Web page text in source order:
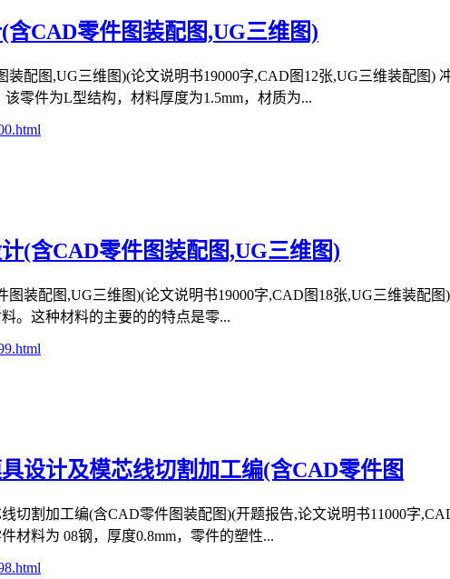
CAD零件图装配图,UG三维图)
配图,UG三维图)(论文说明书19000字,CAD图12张,UG三维装配图
零件为L型结构，材料厚度为1.5mm，材质为...
(含CAD零件图装配图,UG三维图)
装配图,UG三维图)(论文说明书19000字,CAD图18张,UG三维装配
。这种材料的主要的的特点是零...
设计及模芯线切割加工编(含CAD零件图
切割加工编(含CAD零件图装配图)(开题报告,论文说明书11000字
材料为 08钢，厚度0.8mm，零件的塑性...